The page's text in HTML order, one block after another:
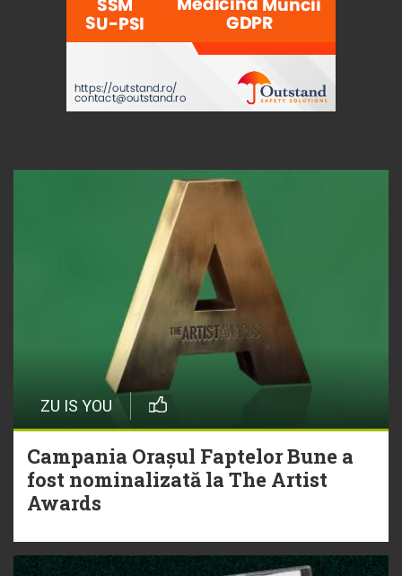
ZU IS YOU
Campania Orașul Faptelor Bune a
fost nominalizată la The Artist
Awards